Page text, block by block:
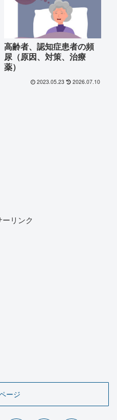
高齢者、認知症患者の頻
尿（原因、対策、治療
薬）
2023.05.23 2026.07.10
ーリンク
ージ